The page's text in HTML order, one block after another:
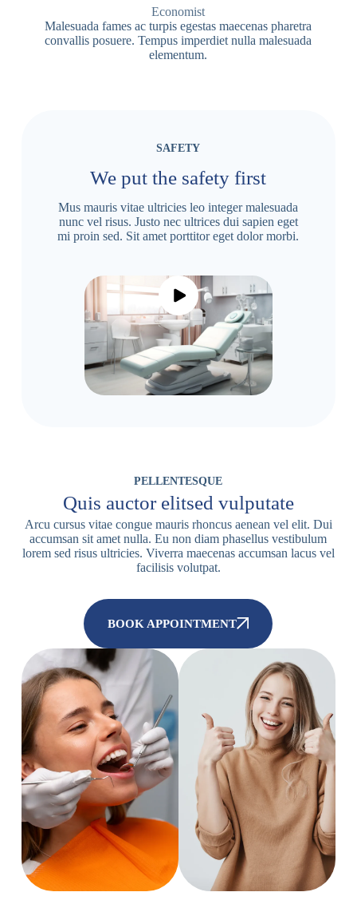
Economist
Malesuada fames ac turpis egestas maecenas pharetra
convallis posuere. Tempus imperdiet nulla malesuada
elementum.
SAFETY
We put the safety first
Mus mauris vitae ultricies leo integer malesuada
nunc vel risus. Justo nec ultrices dui sapien eget
mi proin sed. Sit amet porttitor eget dolor morbi.
PELLENTESQUE
Quis auctor elitsed vulputate
Arcu cursus vitae congue mauris rhoncus aenean vel elit. Dui
accumsan sit amet nulla. Eu non diam phasellus vestibulum
lorem sed risus ultricies. Viverra maecenas accumsan lacus vel
facilisis volutpat.
BOOK APPOINTMENT